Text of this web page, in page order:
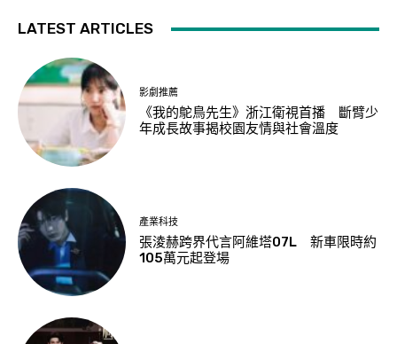
LATEST ARTICLES
影劇推薦
《我的鴕鳥先生》浙江衛視首播 斷臂少
年成長故事揭校園友情與社會溫度
產業科技
張淩赫跨界代言阿維塔07L 新車限時約
105萬元起登場